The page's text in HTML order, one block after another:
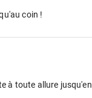
coin !
à toute allure jusqu'en